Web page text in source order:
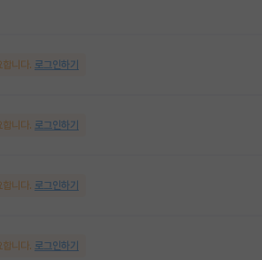
니다. 로그인하기
니다. 로그인하기
니다. 로그인하기
니다. 로그인하기